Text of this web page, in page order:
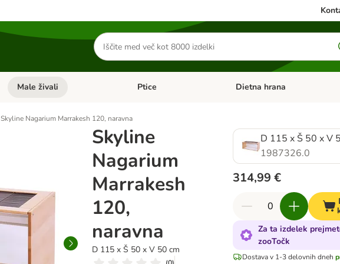
Iskanje
izdelkov
Odprite meni kategorij: Mačke
Male živali Odprite meni kategorij: Male živali
Ptice Odprite meni kategorij: Ptice
Dietna hrana
Skyline Nagarium Marrakesh 120, naravna
Skyline
Nagarium
Marrakesh
120,
naravna
D 115 x Š 50 x V 50 cm
D 115 x Š 50 x V
1987326.0
314,99 €
Za ta izdelek
zooTočk
Dostava v 1-3 delovnih dneh